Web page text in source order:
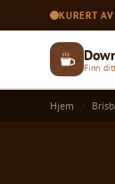
KURERT
Finn
Hjem